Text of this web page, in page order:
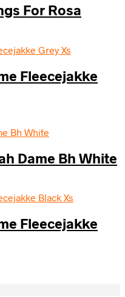
For Rosa
Fleecejakke
Dame Bh White
Fleecejakke